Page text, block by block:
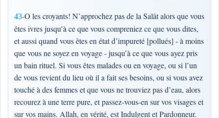
43-O les croyants! N’approchez pas de la Salât alors que vous
êtes ivres jusqu’à ce que vous compreniez ce que vous dites,
et aussi quand vous êtes en état d’impureté [pollués] - à moins
que vous ne soyez en voyage - jusqu’à ce que vous ayez pris
un bain rituel. Si vous êtes malades ou en voyage, ou si l’un
de vous revient du lieu où il a fait ses besoins, ou si vous avez
touché à des femmes et que vous ne trouviez pas d’eau, alors
recourez à une terre pure, et passez-vous-en sur vos visages et
sur vos mains. Allah, en vérité, est Indulgent et Pardonneur.